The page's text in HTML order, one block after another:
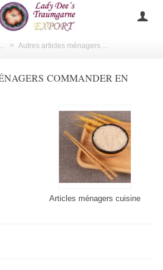
> Autres articles ménagers ...
COMMANDER EN
Articles ménagers cuisine